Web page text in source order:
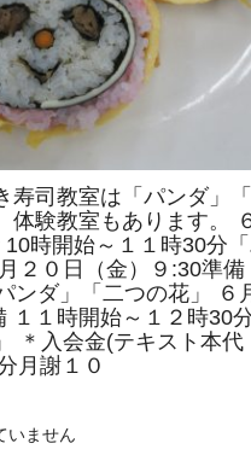
寿司教室は「パンダ」
体験教室もあります。
10時開始～１１時30分「
２０日（金）９:30準
ンダ」「二つの花」 ６
１１時開始～１２時30
＊入会金(テキスト本代
月謝１０
いません